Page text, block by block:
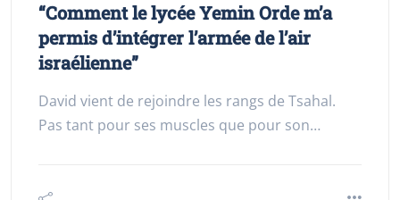
“Comment le lycée Yemin Orde m’a
permis d’intégrer l’armée de l’air
israélienne”
David vient de rejoindre les rangs de Tsahal.
Pas tant pour ses muscles que pour son…